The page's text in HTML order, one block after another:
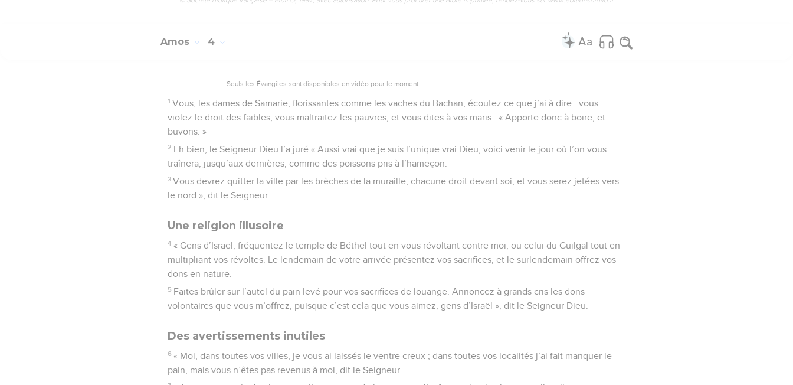
Amos 4
Seuls les Évangiles sont disponibles en vidéo pour le moment.
1 Vous, les dames de Samarie, florissantes comme les vaches du Bachan, écoutez ce que j’ai à dire : vous
violez le droit des faibles, vous maltraitez les pauvres, et vous dites à vos maris : « Apporte donc à boire, et
buvons. »
2 Eh bien, le Seigneur Dieu l’a juré « Aussi vrai que je suis l’unique vrai Dieu, voici venir le jour où l’on vous
traînera, jusqu’aux dernières, comme des poissons pris à l’hameçon.
3 Vous devrez quitter la ville par les brèches de la muraille, chacune droit devant soi, et vous serez jetées vers
le nord », dit le Seigneur.
Une religion illusoire
4 « Gens d’Israël, fréquentez le temple de Béthel tout en vous révoltant contre moi, ou celui du Guilgal tout en
multipliant vos révoltes. Le lendemain de votre arrivée présentez vos sacrifices, et le surlendemain offrez vos
dons en nature.
5 Faites brûler sur l’autel du pain levé pour vos sacrifices de louange. Annoncez à grands cris les dons
volontaires que vous m’offrez, puisque c’est cela que vous aimez, gens d’Israël », dit le Seigneur Dieu.
Des avertissements inutiles
6 « Moi, dans toutes vos villes, je vous ai laissés le ventre creux ; dans toutes vos localités j’ai fait manquer le
pain, mais vous n’êtes pas revenus à moi, dit le Seigneur.